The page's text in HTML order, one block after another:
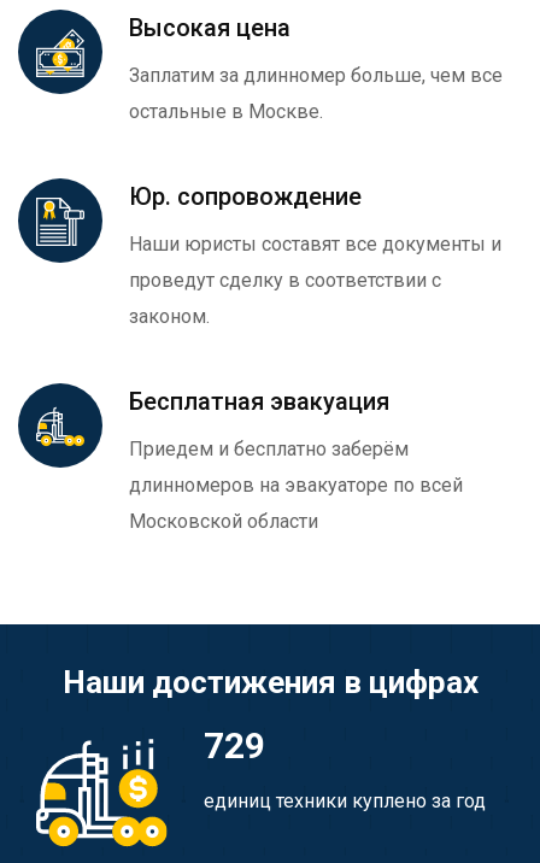
Высокая цена
Заплатим за длинномер больше, чем все
остальные в Москве.
Юр. сопровождение
Наши юристы составят все документы и
проведут сделку в соответствии с
законом.
Бесплатная эвакуация
Приедем и бесплатно заберём
длинномеров на эвакуаторе по всей
Московской области
Наши достижения в цифрах
729
единиц техники куплено за год